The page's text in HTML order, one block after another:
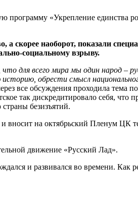
«Укрепление единства
скорее наоборот, показали
социальному взрыву.
что для всего мира мы один народ –
обрести смысл
все обсуждения проходила тема
так дискредитировало себя,
безизъятий.
на октябрьский Пленум ЦК
движение «Русский Лад».
и развивался во времени.